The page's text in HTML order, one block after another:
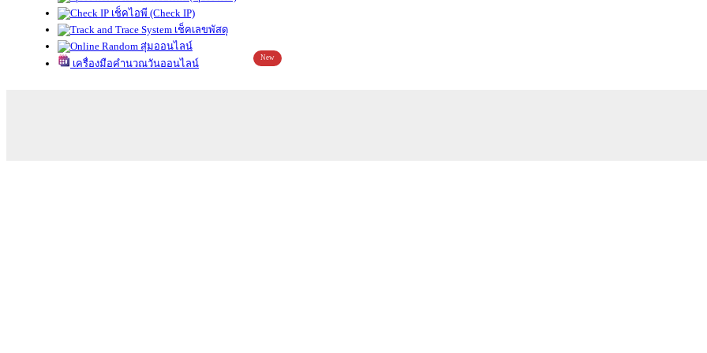
เช็คไอพี (Check IP)
เช็คเลขพัสดุ
สุ่มออนไลน์
เครื่องมือคำนวณวันออนไลน์
New